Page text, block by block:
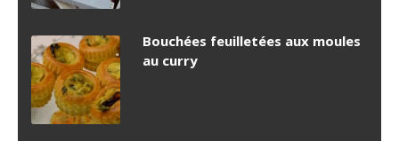
Bouchées feuilletées aux moules
au curry